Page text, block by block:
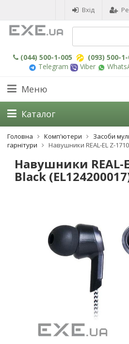
Вхід
(044) 500-1-005 (093) 500-
Telegram
Viber
Меню
Головна Комп'ютери Засоби
гарнітури
Навушники REAL-EL Z-
Навушники REAL-
Black
Каталог